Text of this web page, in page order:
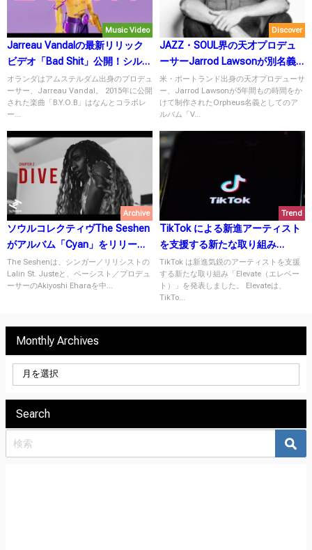
Music Video
Jarreau Vandalの最新リリック
ビデオ「Bad Shit」公開！シルキ
ーなトラックに酔う！
オランダはアムステルダム出身のプロデュ
ーサー、Jarreau Vandal。 2015年に公開
された楽曲「B.Y.O.B」はなんとコラボレ
ー...
Discover
JAZZ・SOUL界の天才プロデュ
ーサーJarrod Lawsonが別名義
作として表現する「VISION」
米・ポートランド出身の天才プロデューサ
ー、Jarrod Lawsonが5年間もの時間をか
けて制作されたOrpheus名義としてのア
ルバム「V...
Archive
ソウルコレクティヴThe Seshen
がアルバム「Cyan」をリリー
ス！
The Seshenは、シンガー／リリシストの
Lalin St. Justeと、ベーシスト／プロデュ
ーサーのAkiyoshi Eharaを中...
Trend
TikTok による新進アーティスト
を支援する新たな取り組み
「Elevate」とは？
TikTok は新進気鋭のアーティストを支援
する新たな取り組み「Elevate（エレベー
ト）」を発表しました。 Elevateは、
TikTo...
Monthly Archives
Search